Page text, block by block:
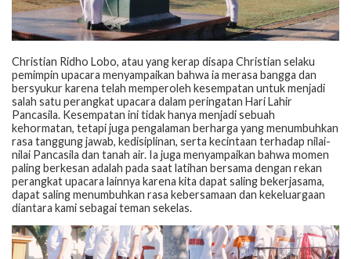
Christian Ridho Lobo, atau yang kerap disapa Christian selaku
pemimpin upacara menyampaikan bahwa ia merasa bangga dan
bersyukur karena telah memperoleh kesempatan untuk menjadi
salah satu perangkat upacara dalam peringatan Hari Lahir
Pancasila. Kesempatan ini tidak hanya menjadi sebuah
kehormatan, tetapi juga pengalaman berharga yang menumbuhkan
rasa tanggung jawab, kedisiplinan, serta kecintaan terhadap nilai-
nilai Pancasila dan tanah air. Ia juga menyampaikan bahwa momen
paling berkesan adalah pada saat latihan bersama dengan rekan
perangkat upacara lainnya karena kita dapat saling bekerjasama,
dapat saling menumbuhkan rasa kebersamaan dan kekeluargaan
diantara kami sebagai teman sekelas.